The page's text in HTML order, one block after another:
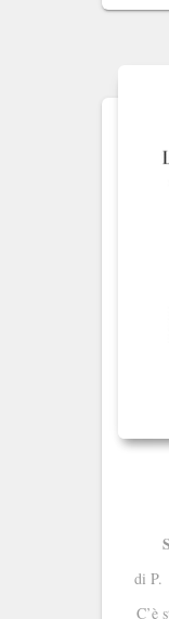
di P.
C’è